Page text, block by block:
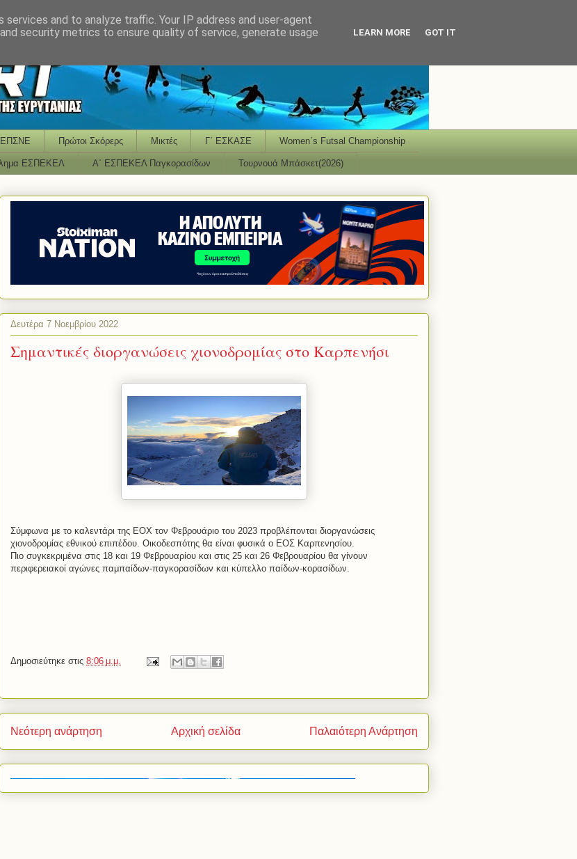
ΕΠΣΝΕ Πρώτοι Σκόρερς Μικτές Γ΄ ΕΣΚΑΣΕ Women΄s Futsal Championship
ΕΣΠΕΚΕΛ Α΄ ΕΣΠΕΚΕΛ Παγκορασίδων Τουρνουά Μπάσκετ(2026)
Δευτέρα 7 Νοεμβρίου 2022
Σημαντικές διοργανώσεις χιονοδρομίας στο Καρπενήσι
Σύμφωνα με το καλεντάρι της ΕΟΧ τον Φεβρουάριο του 2023 προβλέπονται διοργανώσεις
χιονοδρομίας εθνικού επιπέδου. Οικοδεσπότης θα είναι φυσικά ο ΕΟΣ Καρπενησίου.
Πιο συγκεκριμένα στις 18 και 19 Φεβρουαρίου και στις 25 και 26 Φεβρουαρίου θα γίνουν
περιφερειακοί αγώνες παμπαίδων-παγκορασίδων και κύπελλο παίδων-κορασίδων.
Δημοσιεύτηκε στις 8:06 μ.μ.
Νεότερη ανάρτηση Παλαιότερη Ανάρτηση
Αρχική σελίδα
and to analyze traffic. Your IP address and user-agent
security metrics to ensure quality of service, generate usage
LEARN MORE GOT IT